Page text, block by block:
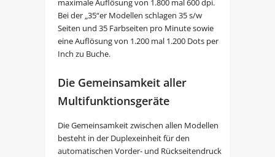
maximale Auflösung von 1.800 mal 600 dpi.
Bei der „35“er Modellen schlagen 35 s/w
Seiten und 35 Farbseiten pro Minute sowie
eine Auflösung von 1.200 mal 1.200 Dots per
Inch zu Buche.
Die Gemeinsamkeit aller
Multifunktionsgeräte
Die Gemeinsamkeit zwischen allen Modellen
besteht in der Duplexeinheit für den
automatischen Vorder- und Rückseitendruck